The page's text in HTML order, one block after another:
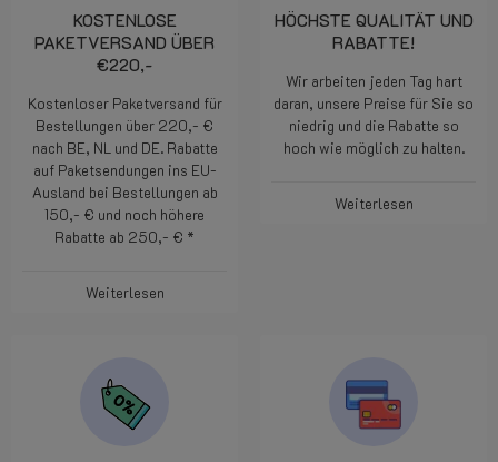
KOSTENLOSE
PAKETVERSAND ÜBER
€220,-
Kostenloser Paketversand für
Bestellungen über 220,- €
nach BE, NL und DE. Rabatte
auf Paketsendungen ins EU-
Ausland bei Bestellungen ab
150,- € und noch höhere
Rabatte ab 250,- € *
Weiterlesen
HÖCHSTE QUALITÄT UND
RABATTE!
Wir arbeiten jeden Tag hart
daran, unsere Preise für Sie so
niedrig und die Rabatte so
hoch wie möglich zu halten.
Weiterlesen